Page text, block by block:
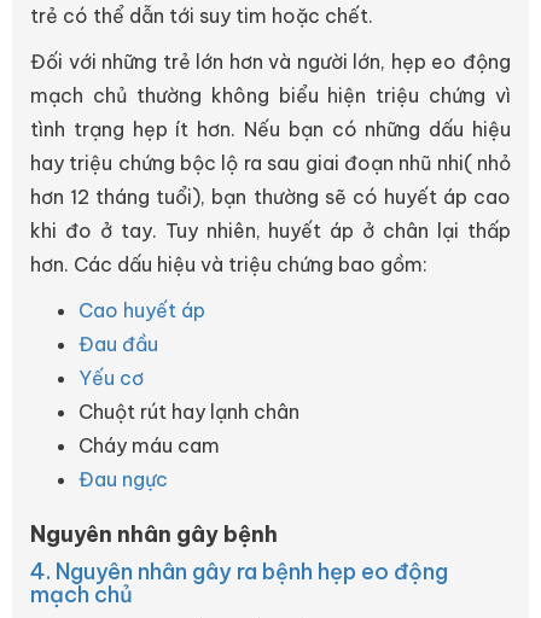
trẻ có thể dẫn tới suy tim hoặc chết.
Đối với những trẻ lớn hơn và người lớn, hẹp eo động
mạch chủ thường không biểu hiện triệu chứng vì
tình trạng hẹp ít hơn. Nếu bạn có những dấu hiệu
hay triệu chứng bộc lộ ra sau giai đoạn nhũ nhi( nhỏ
hơn 12 tháng tuổi), bạn thường sẽ có huyết áp cao
khi đo ở tay. Tuy nhiên, huyết áp ở chân lại thấp
hơn. Các dấu hiệu và triệu chứng bao gồm:
Cao huyết áp
Đau đầu
Yếu cơ
Chuột rút hay lạnh chân
Cháy máu cam
Đau ngực
Nguyên nhân gây bệnh
4. Nguyên nhân gây ra bệnh hẹp eo động
mạch chủ